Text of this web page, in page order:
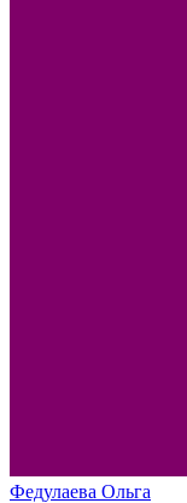
Федулаева Ольга